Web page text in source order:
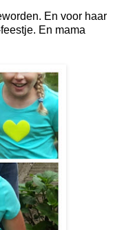
En voor haar
En mama